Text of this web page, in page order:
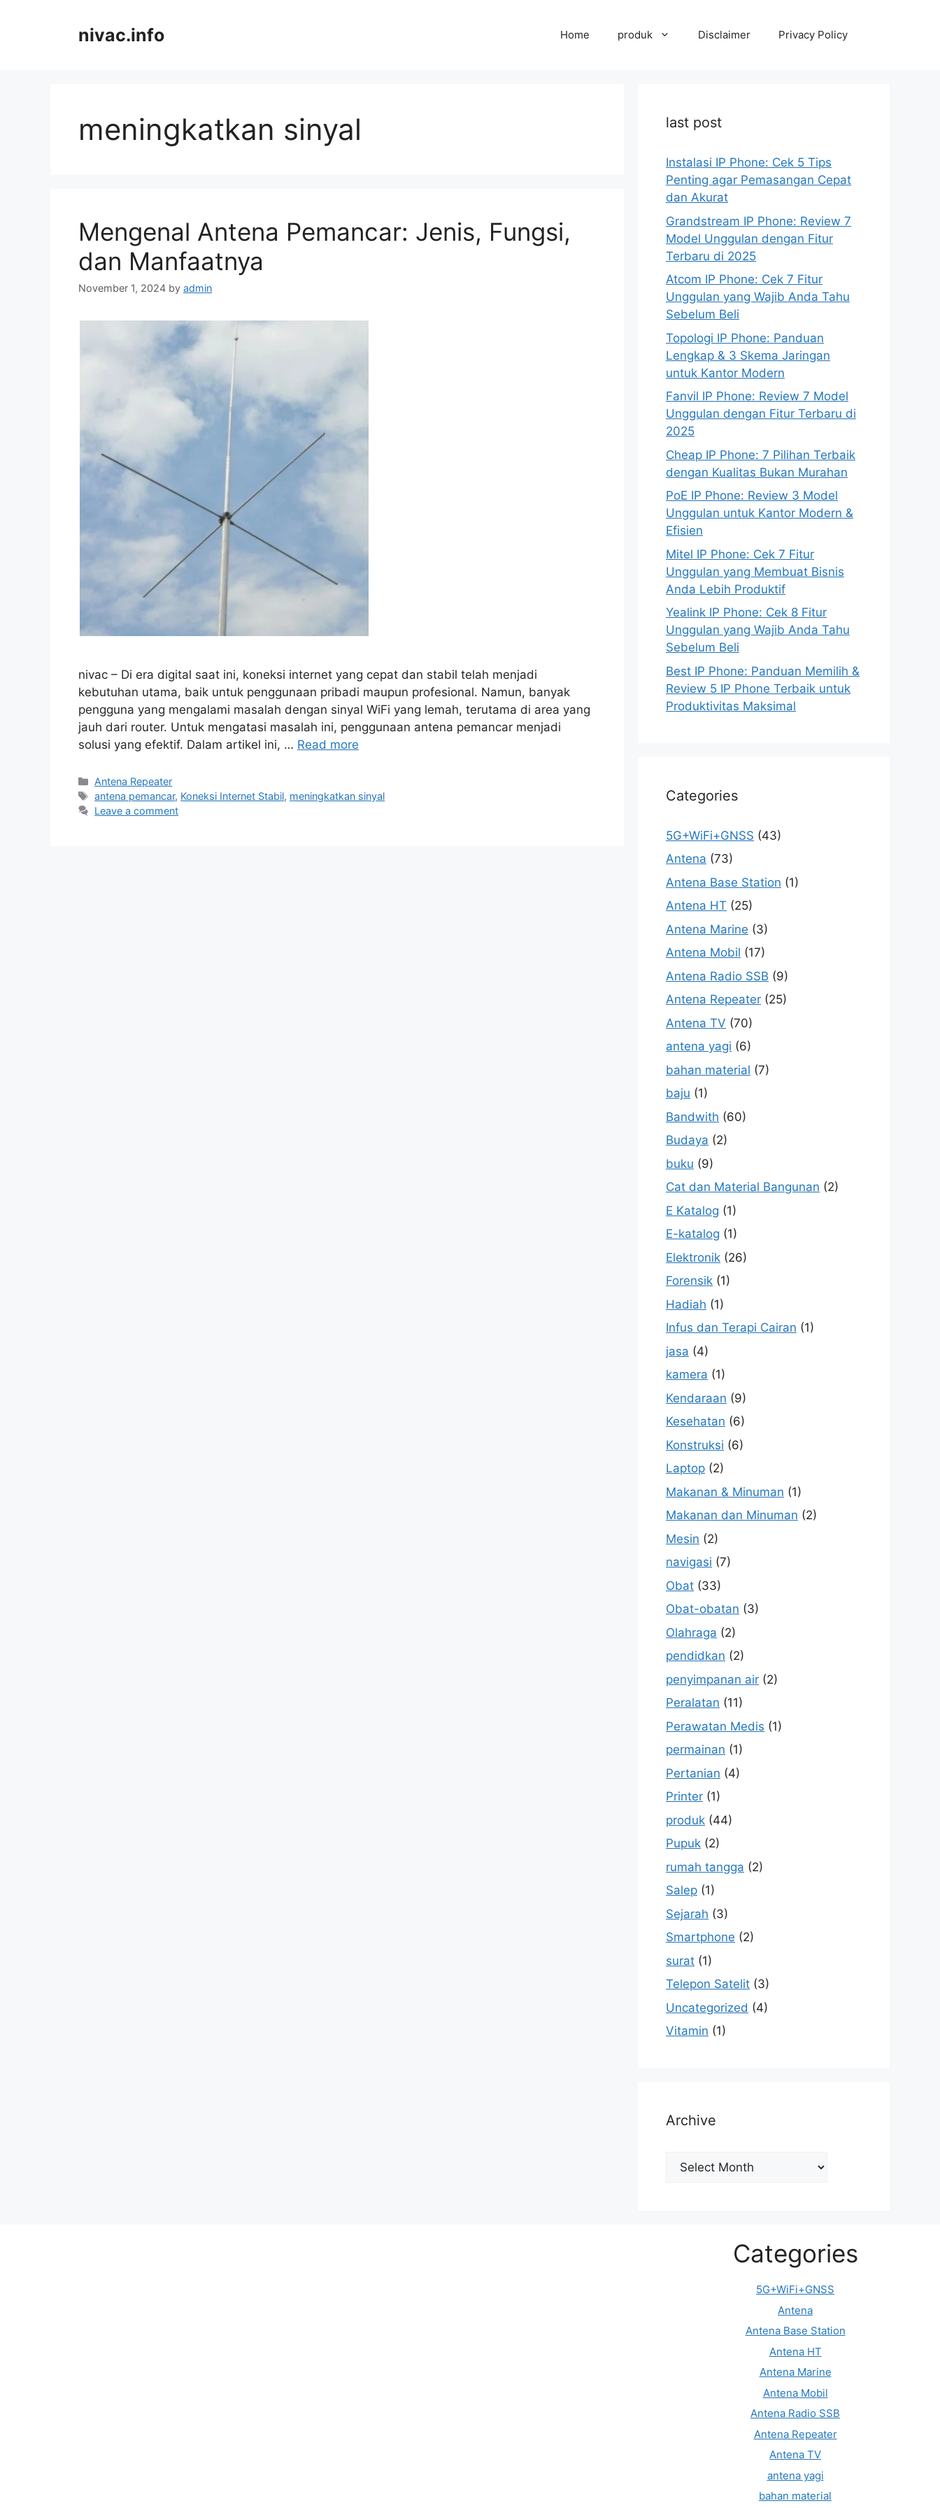
nivac.info Home produk Disclaimer Privacy Policy
meningkatkan sinyal
Mengenal Antena Pemancar: Jenis, Fungsi,
dan Manfaatnya
November 1, 2024 by admin
nivac – Di era digital saat ini, koneksi internet yang cepat dan stabil telah menjadi
kebutuhan utama, baik untuk penggunaan pribadi maupun profesional. Namun, banyak
pengguna yang mengalami masalah dengan sinyal WiFi yang lemah, terutama di area yang
jauh dari router. Untuk mengatasi masalah ini, penggunaan antena pemancar menjadi
solusi yang efektif. Dalam artikel ini, … Read more
Categories
Antena Repeater
Tags
antena pemancar, Koneksi Internet Stabil, meningkatkan sinyal
Leave a comment
last post
Instalasi IP Phone: Cek 5 Tips
Penting agar Pemasangan Cepat
dan Akurat
Grandstream IP Phone: Review 7
Model Unggulan dengan Fitur
Terbaru di 2025
Atcom IP Phone: Cek 7 Fitur
Unggulan yang Wajib Anda Tahu
Sebelum Beli
Topologi IP Phone: Panduan
Lengkap & 3 Skema Jaringan
untuk Kantor Modern
Fanvil IP Phone: Review 7 Model
Unggulan dengan Fitur Terbaru di
2025
Cheap IP Phone: 7 Pilihan Terbaik
dengan Kualitas Bukan Murahan
PoE IP Phone: Review 3 Model
Unggulan untuk Kantor Modern &
Efisien
Mitel IP Phone: Cek 7 Fitur
Unggulan yang Membuat Bisnis
Anda Lebih Produktif
Yealink IP Phone: Cek 8 Fitur
Unggulan yang Wajib Anda Tahu
Sebelum Beli
Best IP Phone: Panduan Memilih &
Review 5 IP Phone Terbaik untuk
Produktivitas Maksimal
Categories
5G+WiFi+GNSS (43)
Antena (73)
Antena Base Station (1)
Antena HT (25)
Antena Marine (3)
Antena Mobil (17)
Antena Radio SSB (9)
Antena Repeater (25)
Antena TV (70)
antena yagi (6)
bahan material (7)
baju (1)
Bandwith (60)
Budaya (2)
buku (9)
Cat dan Material Bangunan (2)
E Katalog (1)
E-katalog (1)
Elektronik (26)
Forensik (1)
Hadiah (1)
Infus dan Terapi Cairan (1)
jasa (4)
kamera (1)
Kendaraan (9)
Kesehatan (6)
Konstruksi (6)
Laptop (2)
Makanan & Minuman (1)
Makanan dan Minuman (2)
Mesin (2)
navigasi (7)
Obat (33)
Obat-obatan (3)
Olahraga (2)
pendidkan (2)
penyimpanan air (2)
Peralatan (11)
Perawatan Medis (1)
permainan (1)
Pertanian (4)
Printer (1)
produk (44)
Pupuk (2)
rumah tangga (2)
Salep (1)
Sejarah (3)
Smartphone (2)
surat (1)
Telepon Satelit (3)
Uncategorized (4)
Vitamin (1)
Archive
Archive
Categories
5G+WiFi+GNSS
Antena
Antena Base Station
Antena HT
Antena Marine
Antena Mobil
Antena Radio SSB
Antena Repeater
Antena TV
antena yagi
bahan material